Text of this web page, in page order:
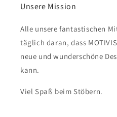
Unsere Mission
Alle unsere fantastischen
täglich daran, dass
neue und wunderschöne
kann.
Viel Spaß beim Stöbern.